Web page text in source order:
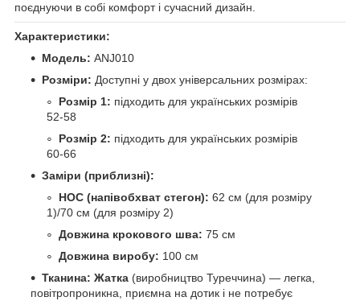
поєднуючи в собі комфорт і сучасний дизайн.
Характеристики:
Модель: ANJ010
Розміри: Доступні у двох універсальних розмірах:
Розмір 1: підходить для українських розмірів
52-58
Розмір 2: підходить для українських розмірів
60-66
Заміри (приблизні):
НОС (напівобхват стегон): 62 см (для розміру
1)/70 см (для розміру 2)
Довжина крокового шва: 75 см
Довжина виробу: 100 см
Тканина: Жатка (виробництво Туреччина) — легка,
повітропроникна, приємна на дотик і не потребує